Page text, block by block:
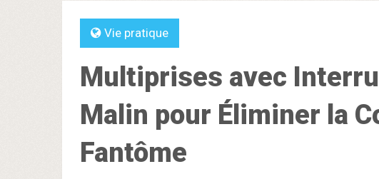
Vie pratique
Multiprises avec
Malin pour Éliminer la
Fantôme